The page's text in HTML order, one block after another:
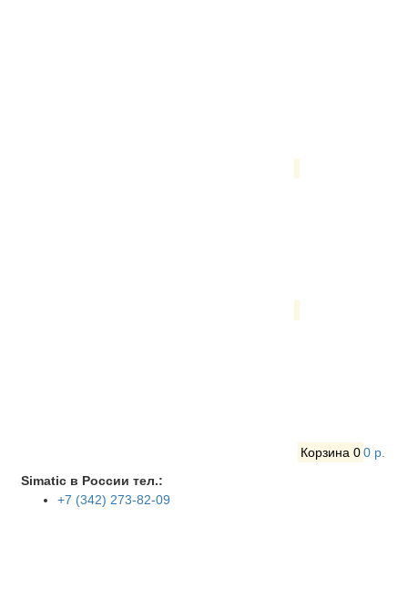
Корзина 00 р.
Simatic в России тел.:
+7 (342) 273-82-09